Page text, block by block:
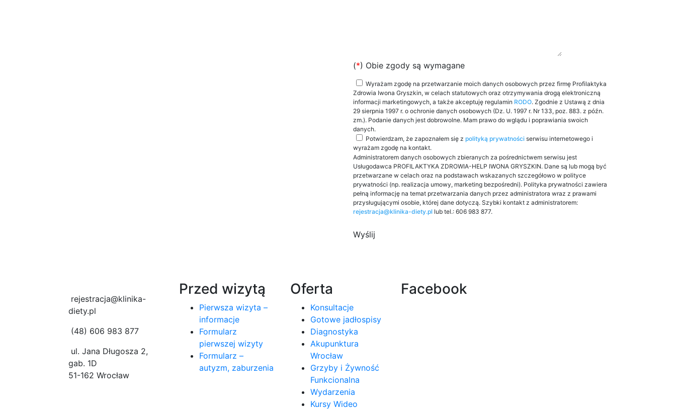
(*) Obie zgody są wymagane
Wyrażam zgodę na przetwarzanie moich danych osobowych przez firmę Profilaktyka
Zdrowia Iwona Gryszkin, w celach statutowych oraz otrzymywania drogą elektroniczną
informacji marketingowych, a także akceptuję regulamin RODO. Zgodnie z Ustawą z dnia
29 sierpnia 1997 r. o ochronie danych osobowych (Dz. U. 1997 r. Nr 133, poz. 883. z późn.
zm.). Podanie danych jest dobrowolne. Mam prawo do wglądu i poprawiania swoich
danych.
Potwierdzam, że zapoznałem się z polityką prywatnościserwisu internetowego i
wyrażam zgodę na kontakt.
Administratorem danych osobowych zbieranych za pośrednictwem serwisu jest
Usługodawca PROFILAKTYKA ZDROWIA-HELP IWONA GRYSZKIN. Dane są lub mogą być
przetwarzane w celach oraz na podstawach wskazanych szczegółowo w polityce
prywatności (np. realizacja umowy, marketing bezpośredni). Polityka prywatności zawiera
pełną informację na temat przetwarzania danych przez administratora wraz z prawami
przysługującymi osobie, której dane dotyczą. Szybki kontakt z administratorem:
rejestracja@klinika-diety.pllub tel.: 606 983 877.
rejestracja@klinika-
diety.pl
(48) 606 983 877
ul. Jana Długosza 2,
gab. 1D
51-162 Wrocław
Przed wizytą
Pierwsza wizyta –
informacje
Formularz
pierwszej wizyty
Formularz –
autyzm, zaburzenia
Oferta
Konsultacje
Gotowe jadłospisy
Diagnostyka
Akupunktura
Wrocław
Grzyby i Żywność
Funkcionalna
Wydarzenia
Kursy Wideo
Facebook